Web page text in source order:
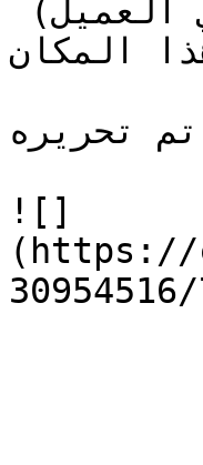
المكان.
تحريره.
![]
(https://